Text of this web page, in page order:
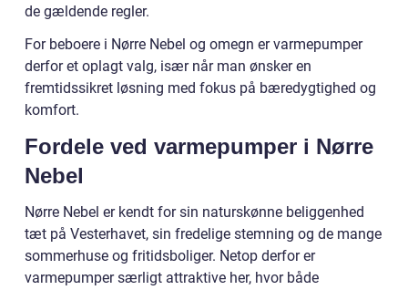
de gældende regler.
For beboere i Nørre Nebel og omegn er varmepumper
derfor et oplagt valg, især når man ønsker en
fremtidssikret løsning med fokus på bæredygtighed og
komfort.
Fordele ved varmepumper i Nørre
Nebel
Nørre Nebel er kendt for sin naturskønne beliggenhed
tæt på Vesterhavet, sin fredelige stemning og de mange
sommerhuse og fritidsboliger. Netop derfor er
varmepumper særligt attraktive her, hvor både